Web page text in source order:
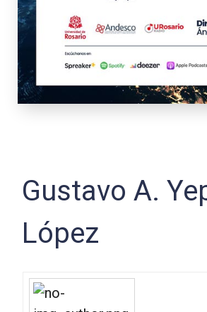
Gustavo A.
López